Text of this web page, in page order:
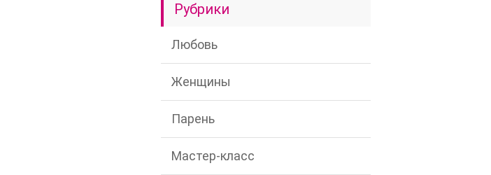
Рубрики
Любовь
Женщины
Парень
Мастер-класс